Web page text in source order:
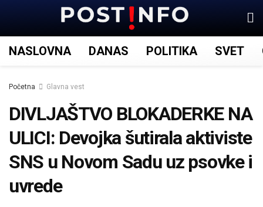
NASLOVNA DANAS POLITIKA SVET
Početna Glavna vest
DIVLJAŠTVO BLOKADERKE NA
ULICI: Devojka šutirala aktiviste
SNS u Novom Sadu uz psovke i
uvrede